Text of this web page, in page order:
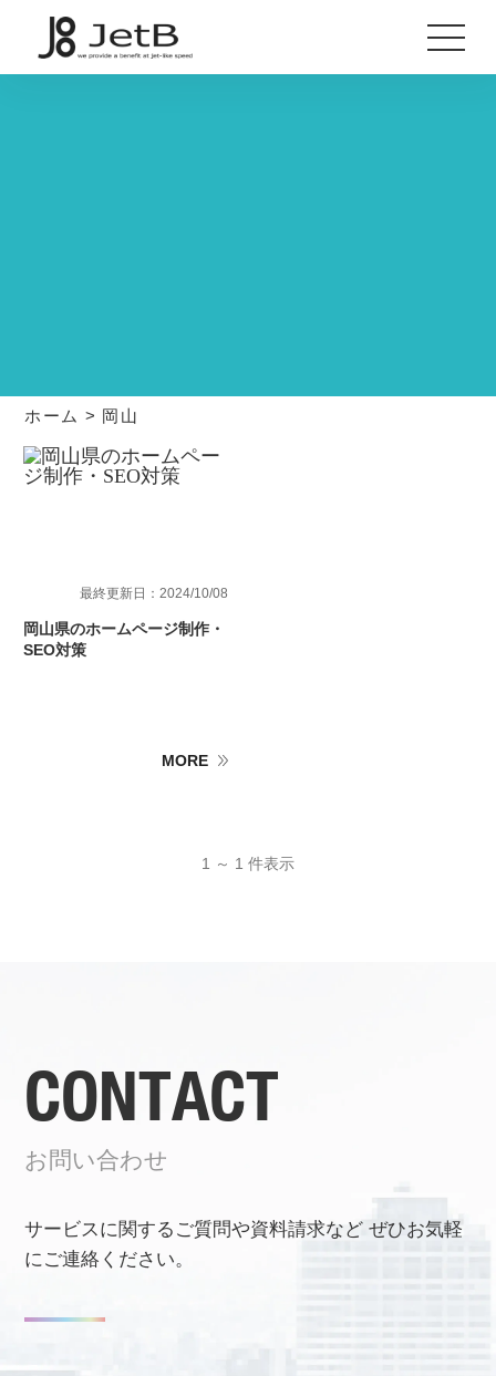
ホーム > 岡山
最終更新日：2024/10/08
岡山県のホームページ制作・
SEO対策
MORE
1 ～ 1 件表示
CONTACT
お問い合わせ
サービスに関するご質問や資料請求などぜひお気軽
にご連絡ください。